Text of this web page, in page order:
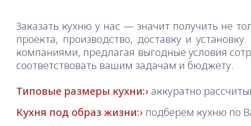
Заказать кухню у нас — значит получить не
проекта, производство, доставку и
компаниями, предлагая выгодные условия
соответствовать вашим задачам и бюджету.
Типовые размеры кухни: аккуратно
Кухня под образ жизни: подберем кухню по